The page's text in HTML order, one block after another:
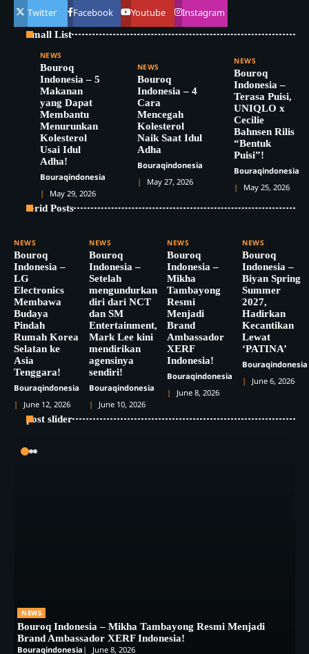
Twitter Facebook Youtube Instagram
Small List
NEWS
Bouroq
Indonesia – 5
Makanan
yang Dapat
Membantu
Menurunkan
Kolesterol
Usai Idul
Adha!
Bouraqindonesia
May 29, 2026
NEWS
Bouroq
Indonesia – 4
Cara
Mencegah
Kolesterol
Naik Saat Idul
Adha
Bouraqindonesia
May 27, 2026
NEWS
Bouroq
Indonesia –
Terasa Puisi,
UNIQLO x
Cecilie
Bahnsen Rilis
“Bentuk
Puisi”!
Bouraqindonesia
May 25, 2026
Grid Posts
NEWS
Bouroq
Indonesia –
LG
Electronics
Membawa
Budaya
Pindah
Rumah Korea
Selatan ke
Asia
Tenggara!
Bouraqindonesia
June 12, 2026
NEWS
Bouroq
Indonesia –
Setelah
mengundurkan
diri dari NCT
dan SM
Entertainment,
Mark Lee kini
mendirikan
agensinya
sendiri!
Bouraqindonesia
June 10, 2026
NEWS
Bouroq
Indonesia –
Mikha
Tambayong
Resmi
Menjadi
Brand
Ambassador
XERF
Indonesia!
Bouraqindonesia
June 8, 2026
NEWS
Bouroq
Indonesia –
Biyan Spring
Summer
2027,
Hadirkan
Kecantikan
Lewat
‘PATINA’
Bouraqindonesia
June 6, 2026
post slider
NEWS
Bouroq Indonesia – Mikha Tambayong Resmi Menjadi
Brand Ambassador XERF Indonesia!
Bouraqindonesia June 8, 2026